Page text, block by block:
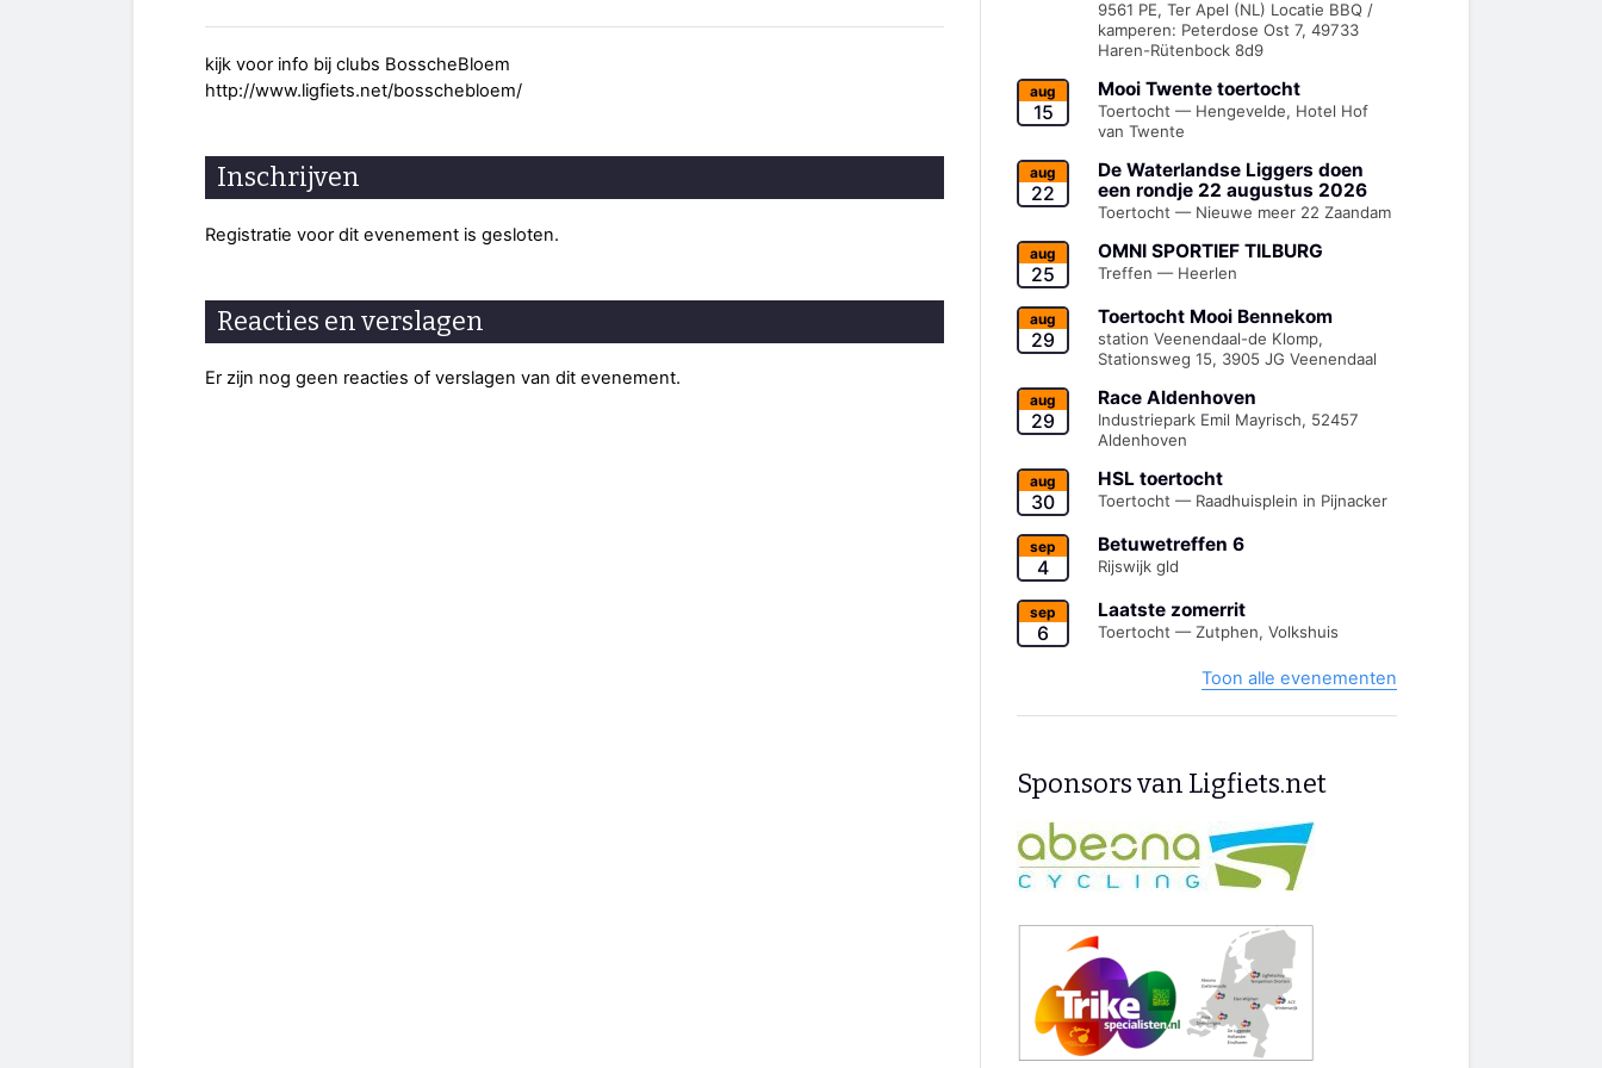
kijk voor info bij clubs BosscheBloem
http://www.ligfiets.net/bosschebloem/
Inschrijven
Registratie voor dit evenement is gesloten.
Reacties en verslagen
Er zijn nog geen reacties of verslagen van dit evenement.
9561 PE, Ter Apel (NL) Locatie BBQ /
kamperen: Peterdose Ost 7, 49733
Haren-Rütenbock 8d9
aug
15
Mooi Twente toertocht
Toertocht — Hengevelde, Hotel Hof
van Twente
aug
22
De Waterlandse Liggers doen
een rondje 22 augustus 2026
Toertocht — Nieuwe meer 22 Zaandam
aug
25
OMNI SPORTIEF TILBURG
Treffen — Heerlen
aug
29
Toertocht Mooi Bennekom
station Veenendaal-de Klomp,
Stationsweg 15, 3905 JG Veenendaal
aug
29
Race Aldenhoven
Industriepark Emil Mayrisch, 52457
Aldenhoven
aug
30
HSL toertocht
Toertocht — Raadhuisplein in Pijnacker
sep
4
Betuwetreffen 6
Rijswijk gld
sep
6
Laatste zomerrit
Toertocht — Zutphen, Volkshuis
Toon alle evenementen
Sponsors van Ligfiets.net